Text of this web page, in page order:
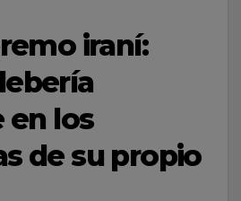
iraní:
en los
de su propio